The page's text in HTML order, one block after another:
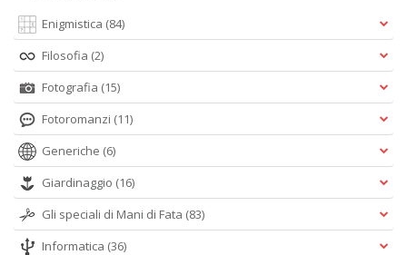
Enigmistica (84)
Filosofia (2)
Fotografia (15)
Fotoromanzi (11)
Generiche (6)
Giardinaggio (16)
Gli speciali di Mani di Fata (83)
Informatica (36)